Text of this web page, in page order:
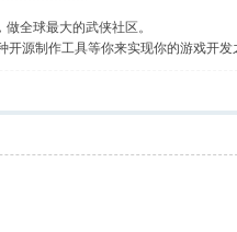
全球最大的武侠社区。
源制作工具等你来实现你的游戏开发